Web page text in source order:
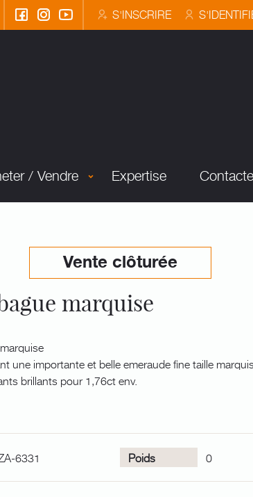
S'INSCRIRE
/ Vendre Expertise
Vente clôturée
marquise
une importante et belle emeraude fine taille
brillants pour 1,76ct env.
6331 Poids 0